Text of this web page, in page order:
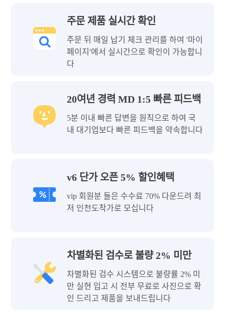
주문 제품 실시간 확인
주문 뒤 매일 납기 체크 관리를 하여 '마이
페이지'에서 실시간으로 확인이 가능합니
다
20여년 경력 MD 1:5 빠른 피드백
5분 이내 빠른 답변을 원칙으로 하여 국
내 대기업보다 빠른 피드백을 약속합니다
v6 단가 오픈 5% 할인혜택
vip 회원분 들은 수수료 70% 다운드려 최
저 인천도착가로 모십니다
차별화된 검수로 불량 2% 미만
차별화된 검수 시스템으로 불량률 2% 미
만 실현 입고 시 전부 무료로 사진으로 확
인 드리고 제품을 보내드립니다